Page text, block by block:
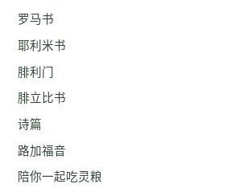
罗马书
耶利米书
腓利门
腓立比书
诗篇
路加福音
陪你一起吃灵粮